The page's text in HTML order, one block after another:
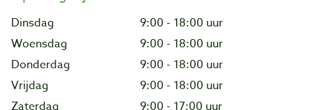
Dinsdag
9:00 - 18:00 uur
Woensdag
9:00 - 18:00 uur
Donderdag
9:00 - 18:00 uur
Vrijdag
9:00 - 18:00 uur
Zaterdag
9:00 - 17:00 uur